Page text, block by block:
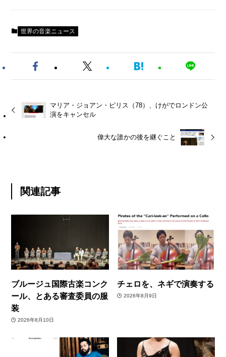
世界の音楽ニュース
マリア・ジョアン・ピリス（78）、けがでロンドン公
演をキャンセル
偉大な誰かの後を継ぐこと
関連記事
ブルージュ国際古楽コンク
ール、とある審査委員の服
装
2026年8月10日
チェロを、ネギで演奏する
2026年8月9日